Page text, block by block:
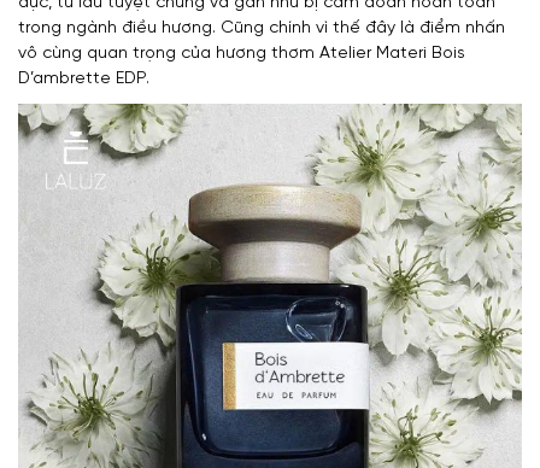
trong ngành điều hương. Cũng chính vì thế đây là điểm nhấn
vô cùng quan trọng của hương thơm Atelier Materi Bois
D’ambrette EDP.